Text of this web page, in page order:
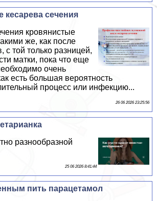
кесарева сечения
кровянистые
же, как после
той только разницей,
матки, пока что еще
очень
есть большая вероятность
процесс или инфекцию...
26 06 2026 23:25:56
разнообразной
25 06 2026 8:41:44
пить парацетамол